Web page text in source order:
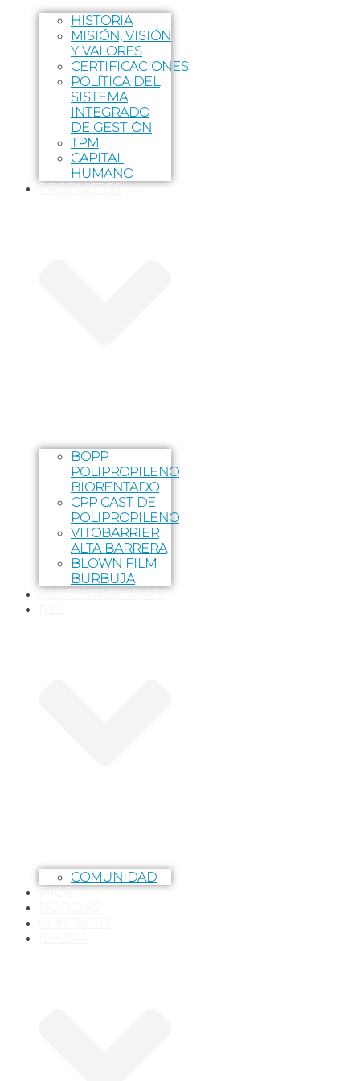
HISTORIA
MISIÓN, VISIÓN
Y VALORES
CERTIFICACIONES
POLÍTICA DEL
SISTEMA
INTEGRADO
DE GESTIÓN
TPM
CAPITAL
HUMANO
PRODUCTOS
BOPP
POLIPROPILENO
BIORENTADO
CPP CAST DE
POLIPROPILENO
VITOBARRIER
ALTA BARRERA
BLOWN FILM
BURBUJA
SUSTENTABILIDAD
COMUNIDAD
FAQS